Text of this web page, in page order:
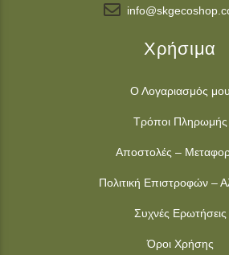
Χρήσιμα
Ο Λογαριασμός μου
Τρόποι Πληρωμής
Αποστολές –
Πολιτική Επιστροφών –
Συχνές Ερωτήσεις
Όροι Χρήσης